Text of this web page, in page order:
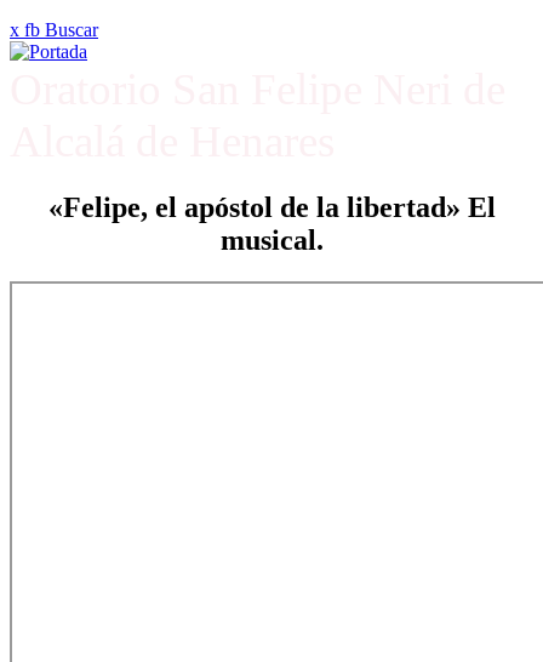
x fb Buscar
«Felipe, el apóstol de la libertad» El
musical.